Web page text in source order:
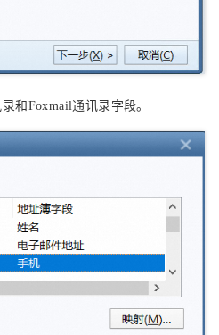
和Foxmail通讯录字段。